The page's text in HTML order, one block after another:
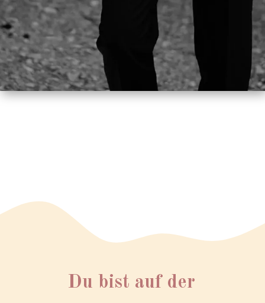
Du bist auf der